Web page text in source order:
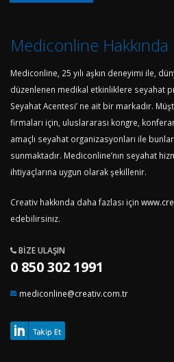
Mediconline Hakkında
Mediconline, 25 yılı aşkın deneyimi ile,
düzenlenen medikal etkinliklere seyahat
Seyahat Acentesi’ ne ait bir markadır.
firmaları için, uluslararası kongre,
amaçlı seyahat organizasyonları ile
sunmaktadır. Mediconline’nın seyahat
ihtiyaçlarına uygun olarak şekillenir.
Creativ hakkında daha fazlası için
edebilirsiniz.
BIZE ULAŞIN
0 850 302 1991
mediconline@creativ.com.tr